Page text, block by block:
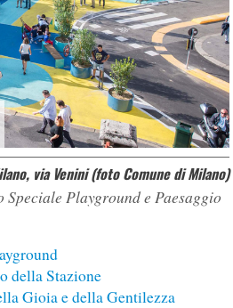
via Venini (foto Comune di Milano)
Playground e Paesaggio
della Stazione
Gioia e della Gentilezza